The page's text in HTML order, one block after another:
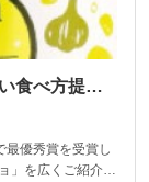
食べ方提案
最優秀賞を受賞し
」を広くご紹介い